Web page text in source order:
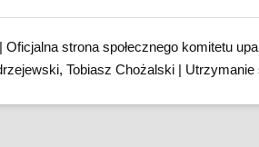
Oficjalna strona społecznego komitetu
Tobiasz Chożalski |